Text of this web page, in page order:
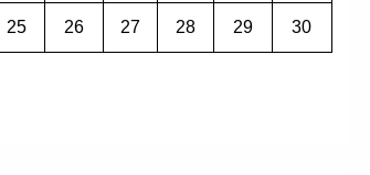
25 26 27 28 29 30